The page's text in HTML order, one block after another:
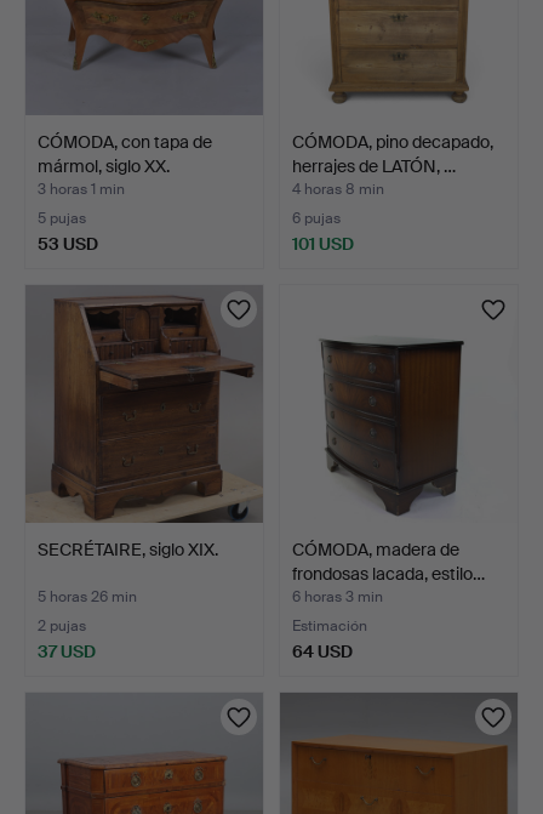
CÓMODA, con tapa de
mármol, siglo XX.
3 horas 1 min
5 pujas
53 USD
CÓMODA, pino decapado,
herrajes de LATÓN, …
4 horas 8 min
6 pujas
101 USD
SECRÉTAIRE, siglo XIX.
5 horas 26 min
2 pujas
37 USD
CÓMODA, madera de
frondosas lacada, estilo…
6 horas 3 min
Estimación
64 USD